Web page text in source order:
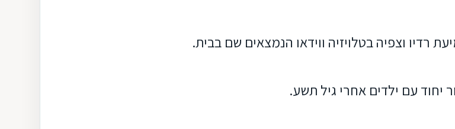
רדיו וצפיה בטלויזיה ווידאו הנמצאים שם בבית.
יחוד עם ילדים אחרי גיל תשע.